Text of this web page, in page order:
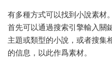
有多種方式可以找到小說素材。
首先可以通過搜索引擎輸入關
主題或類型的小說，或者搜集
的信息，以此作爲素材。